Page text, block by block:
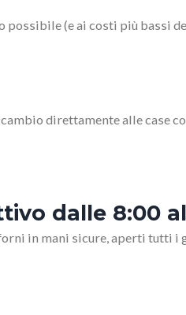
(e ai costi più bassi
direttamente alle case
dalle 8:00
in mani sicure, aperti tutti i